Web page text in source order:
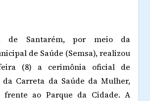
de Santarém, por meio da
de Saúde (Semsa), realizou
(8) a cerimônia oficial de
da Carreta da Saúde da Mulher,
frente ao Parque da Cidade. A